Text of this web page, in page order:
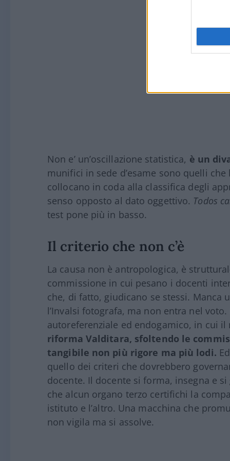
Non e’ un’oscillazione statistica, è un
munifici in sede d’esame sono quelli che
collocano in coda alla classifica degli
senso opposto al dato oggettivo. Todos
test pone più in basso.
Il criterio che non c’è
La causa non è antropologica, è
commissione in cui pesano i docenti
che, di fatto, giudicano se stessi. Manca
l’Invalsi fotografa, ma non entra nel
autoreferenziale ed endogamico, in cui
riforma Valditara, sfoltendo le
tangibile non più rigore ma più lodi.
quello dei criteri che dovrebbero
docente. Il docente si forma, insegna e
che alcun organo terzo certifichi la
istituto e l’altro. Una macchina che
non vigila ma si assolve.